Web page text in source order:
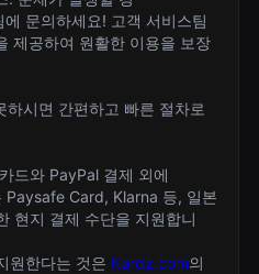
에 문의하세요! 고객 서비스팀
제공하여 원활한 이용을 보장
시면 간편하고 빠른 절차로
드와 PayPal 결제 외에
Paysafe Card, Klarna 등, 일본
현지 결제 수단을 지원합니
원한다는 것은 Kardz.com의